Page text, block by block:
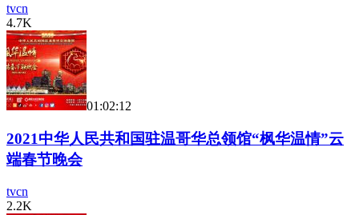
tvcn
4.7K
01:02:12
2021中华人民共和国驻温哥华总领馆“枫华温情”云
端春节晚会
tvcn
2.2K